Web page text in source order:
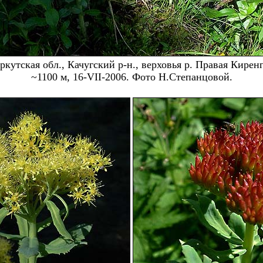
обл., Качугский р-н., верховья р. Правая
~1100 м, 16-VII-2006. Фото Н.Степанцовой.